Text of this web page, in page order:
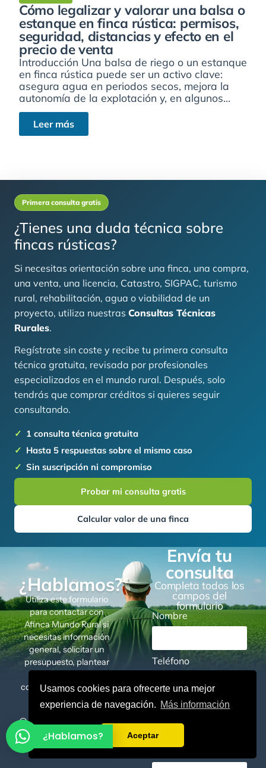
Usamos cookies para ofrecerte una mejor
experiencia de navegación. Más información
Aceptar
Cómo legalizar y valorar una balsa o
estanque en finca rústica: permisos,
seguridad, distancias y efecto en el
precio de venta
Introducción Una balsa de riego o un estanque
en finca rústica puede ser un activo clave:
asegura agua en periodos secos, mejora la
autonomía de la explotación y, en algunos...
Leer más
Primera consulta gratis
¿Tienes una duda técnica sobre
fincas rústicas?
Si necesitas orientación sobre una finca, una compra,
una venta, una licencia, Catastro, SIGPAC, turismo
rural, rehabilitación, agua o viabilidad de un
proyecto, utiliza nuestras Consultas Técnicas
Rurales.
Regístrate sin coste y recibe tu primera consulta
técnica gratuita, revisada por profesionales
especializados en el mundo rural. Después, solo
tendrás que comprar créditos si quieres seguir
consultando.
1 consulta técnica gratuita
Hasta 5 respuestas sobre el mismo caso
Sin suscripción ni compromiso
Probar mi consulta gratis
Calcular valor de una finca
¿Hablamos?
Utiliza este formulario
para contactar con
Afinca Mundo Rural si
necesitas información
general, solicitar un
presupuesto, plantear
una colaboración o
consultar un proyecto a
medida.
Llámanos (+34)
623 213 938
Envía tu
consulta
Completa todos los
campos del
formulario
Nombre
Teléfono
Correo electrónico
¿Hablamos?